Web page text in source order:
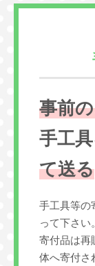
事前
手工
て送る
手工具等の
って下さい。
寄付品は再
体へ寄付さ